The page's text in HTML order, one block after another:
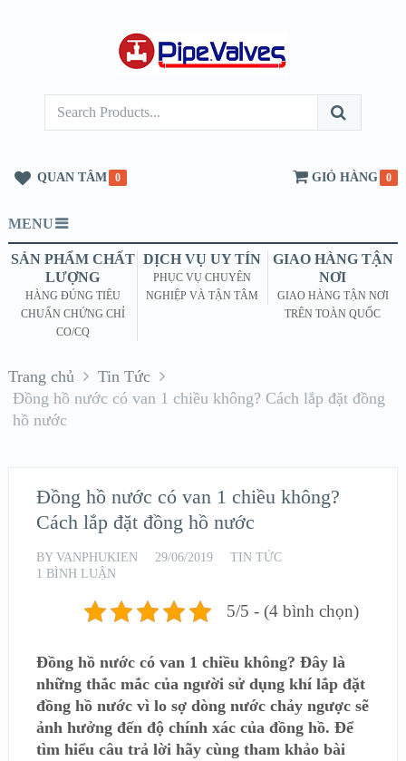
QUAN TÂM 0 GIỎ HÀNG 0
MENU
SẢN PHẨM CHẤT
LƯỢNG
HÀNG ĐÚNG TIÊU
CHUẨN CHỨNG CHỈ
CO/CQ
DỊCH VỤ UY TÍN
PHỤC VỤ CHUYÊN
NGHIỆP VÀ TẬN TÂM
GIAO HÀNG TẬN
NƠI
GIAO HÀNG TẬN NƠI
TRÊN TOÀN QUỐC
Trang chủ
Tin Tức
Đồng hồ nước có van 1 chiều không? Cách lắp đặt đồng
hồ nước
Đồng hồ nước có van 1 chiều không?
Cách lắp đặt đồng hồ nước
BY VANPHUKIEN 29/06/2019
TIN TỨC
1 BÌNH LUẬN
5/5 - (4 bình chọn)
Đồng hồ nước có van 1 chiều không? Đây là
những thắc mắc của người sử dụng khí lắp đặt
đồng hồ nước vì lo sợ dòng nước chảy ngược sẽ
ảnh hưởng đến độ chính xác của đồng hồ. Để
tìm hiểu câu trả lời hãy cùng tham khảo bài